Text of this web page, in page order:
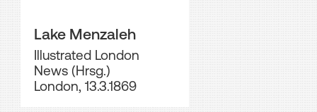
Lake Menzaleh
Illustrated London
News (Hrsg.)
London, 13.3.1869